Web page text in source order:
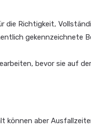
die Richtigkeit,
gekennzeichnete
bevor sie auf
können aber